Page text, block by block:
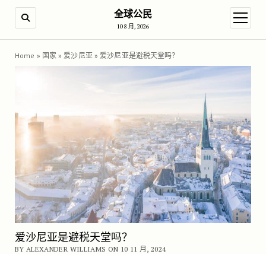
全球公民
10 8 月, 2026
open
Home » 国家 » 爱沙尼亚 » 爱沙尼亚是避税天堂吗？
爱沙尼亚是避税天堂吗？
BY ALEXANDER WILLIAMS ON 10 11 月, 2024